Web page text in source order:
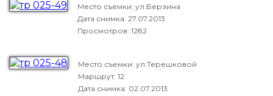
Место съемки: ул.Берзина
Дата снимка: 27.07.2013
Просмотров: 1282
Место съемки: ул.Терешковой
Маршрут: 12
Дата снимка: 02.07.2013